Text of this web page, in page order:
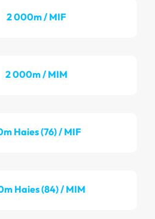
2 000m / MIF
2 000m / MIM
Haies (76) / MIF
Haies (84) / MIM